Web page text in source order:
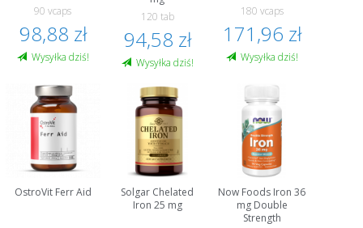
90 vcaps
98,88 zł
Wysyłka dziś!
120 tab
94,58 zł
Wysyłka dziś!
180 vcaps
171,96 zł
Wysyłka dziś!
OstroVit Ferr Aid
Solgar Chelated
Iron 25 mg
Now Foods Iron 36
mg Double
Strength